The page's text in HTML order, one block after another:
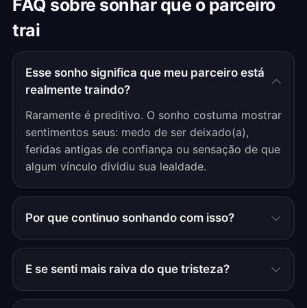
FAQ sobre sonhar que o parceiro
trai
Esse sonho significa que meu parceiro está
realmente traindo?
Raramente é preditivo. O sonho costuma mostrar
sentimentos seus: medo de ser deixado(a),
feridas antigas de confiança ou sensação de que
algum vínculo dividiu sua lealdade.
Por que continuo sonhando com isso?
E se senti mais raiva do que tristeza?